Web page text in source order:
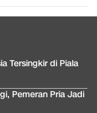
Tersingkir di Piala
Pemeran Pria Jadi